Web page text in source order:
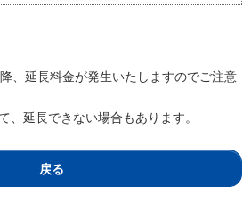
、延長料金が発生いたしますのでご注意
延長できない場合もあります。
戻る